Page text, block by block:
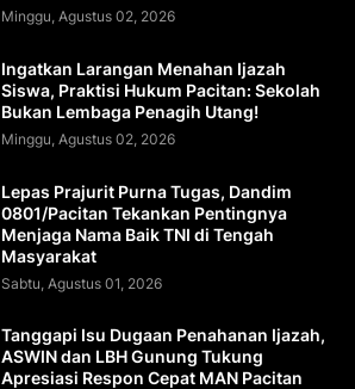
Minggu, Agustus 02, 2026
Ingatkan Larangan Menahan Ijazah
Siswa, Praktisi Hukum Pacitan: Sekolah
Bukan Lembaga Penagih Utang!
Minggu, Agustus 02, 2026
Lepas Prajurit Purna Tugas, Dandim
0801/Pacitan Tekankan Pentingnya
Menjaga Nama Baik TNI di Tengah
Masyarakat
Sabtu, Agustus 01, 2026
Tanggapi Isu Dugaan Penahanan Ijazah,
ASWIN dan LBH Gunung Tukung
Apresiasi Respon Cepat MAN Pacitan